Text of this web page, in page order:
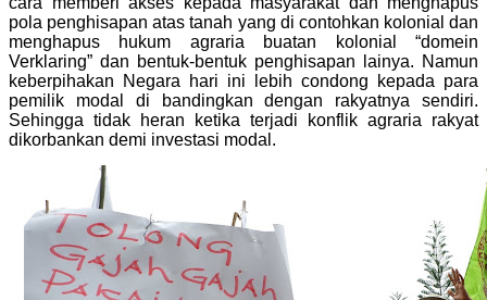
pola penghisapan atas tanah yang di contohkan kolonial dan
menghapus hukum agraria buatan kolonial “domein
Verklaring” dan bentuk-bentuk penghisapan lainya. Namun
keberpihakan Negara hari ini lebih condong kepada para
pemilik modal di bandingkan dengan rakyatnya sendiri.
Sehingga tidak heran ketika terjadi konflik agraria rakyat
dikorbankan demi investasi modal.